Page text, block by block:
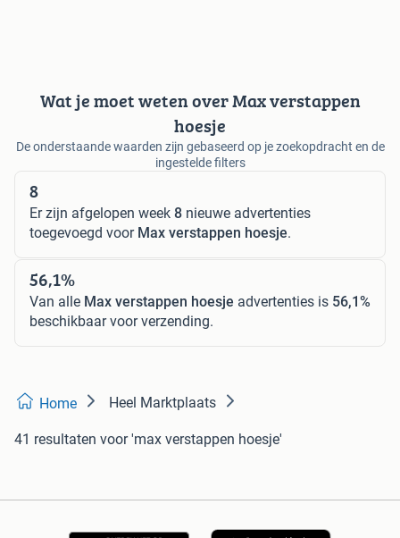
Wat je moet weten over Max verstappen
hoesje
De onderstaande waarden zijn gebaseerd op je zoekopdracht en de
ingestelde filters
8
Er zijn afgelopen week 8 nieuwe advertenties
toegevoegd voor Max verstappen hoesje.
56,1%
Van alle Max verstappen hoesje advertenties is 56,1%
beschikbaar voor verzending.
Home Heel Marktplaats
41 resultaten voor 'max verstappen hoesje'